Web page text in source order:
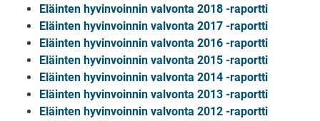
Eläinten hyvinvoinnin valvonta 2018 -raportti
Eläinten hyvinvoinnin valvonta 2017 -raportti
Eläinten hyvinvoinnin valvonta 2016 -raportti
Eläinten hyvinvoinnin valvonta 2015 -raportti
Eläinten hyvinvoinnin valvonta 2014 -raportti
Eläinten hyvinvoinnin valvonta 2013 -raportti
Eläinten hyvinvoinnin valvonta 2012 -raportti